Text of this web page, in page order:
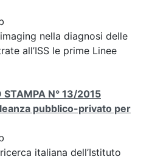
nella diagnosi delle
all’ISS le prime Linee
STAMPA N° 13/2015
pubblico-privato per
italiana dell’Istituto